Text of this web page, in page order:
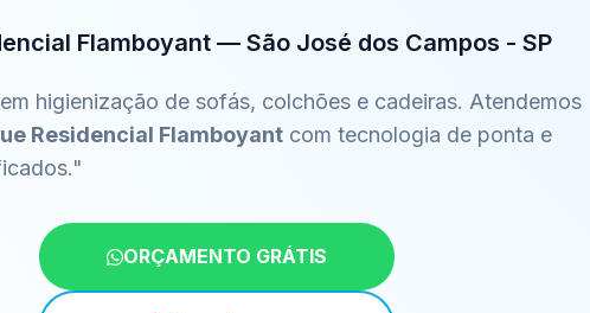
Flamboyant — São José dos Campos - SP
higienização de sofás, colchões e cadeiras. Atendemos
Residencial Flamboyant com tecnologia de ponta e
ORÇAMENTO GRÁTIS